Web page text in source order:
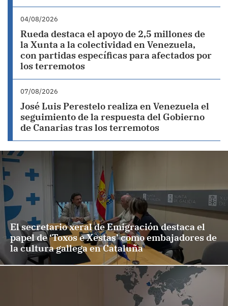
04/08/2026
Rueda destaca el apoyo de 2,5 millones de
la Xunta a la colectividad en Venezuela,
con partidas específicas para afectados por
los terremotos
07/08/2026
José Luis Perestelo realiza en Venezuela el
seguimiento de la respuesta del Gobierno
de Canarias tras los terremotos
El secretario xeral de Emigración destaca el
papel de ‘Toxos e Xestas’ como embajadores de
la cultura gallega en Cataluña